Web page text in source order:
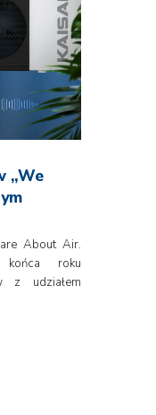
„We
About Air.
roku
z udziałem